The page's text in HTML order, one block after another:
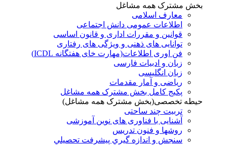
بخش مشترک همه مشاغل
معارف اسلامی
اطلاعات عمومی دانش اجتماعی
قوانین و مقررات اداری و قانون اساسی
توانایی های ذهنی و ویژگی های رفتاری
فن اوری اطلاعات(مهارت خای هفتگانه ICDL)
زبان و ادبیات فارسی
زبان انگلیسی
ریاضی و آمار مقدمات
پکیج کامل بخش مشترک همه مشاغل
حیطه تخصصی(بخش مشترک همه مشاغل)
تربیت چند ساحتی
آشنایی با فناوری های نوین آموزشی
روشها و فنون تدريس
سنجش و اندازه گيري پيشرفت تحصيلي